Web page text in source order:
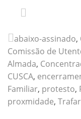
abaixo-assinado,
Comissão de
Almada,
CUSCA,
Familiar, protesto,
proxmidade,